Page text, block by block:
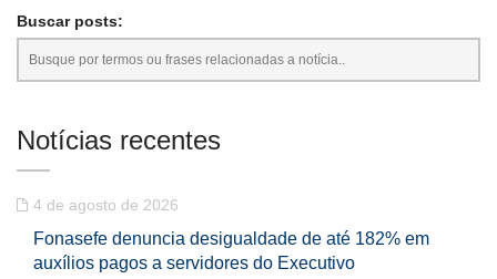
Buscar posts:
Notícias recentes
4 de agosto de 2026
Fonasefe denuncia desigualdade de até 182% em
auxílios pagos a servidores do Executivo